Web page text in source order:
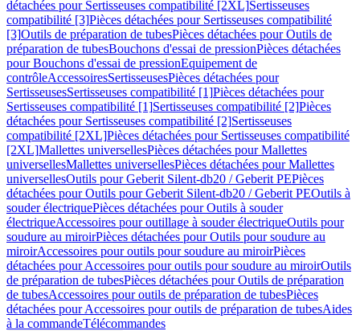
détachées pour Sertisseuses compatibilité [2XL]Sertisseuses
compatibilité [3]Pièces détachées pour Sertisseuses compatibilité
[3]Outils de préparation de tubesPièces détachées pour Outils de
préparation de tubesBouchons d'essai de pressionPièces détachées
pour Bouchons d'essai de pressionEquipement de
contrôleAccessoiresSertisseusesPièces détachées pour
SertisseusesSertisseuses compatibilité [1]Pièces détachées pour
Sertisseuses compatibilité [1]Sertisseuses compatibilité [2]Pièces
détachées pour Sertisseuses compatibilité [2]Sertisseuses
compatibilité [2XL]Pièces détachées pour Sertisseuses compatibilité
[2XL]Mallettes universellesPièces détachées pour Mallettes
universellesMallettes universellesPièces détachées pour Mallettes
universellesOutils pour Geberit Silent-db20 / Geberit PEPièces
détachées pour Outils pour Geberit Silent-db20 / Geberit PEOutils à
souder électriquePièces détachées pour Outils à souder
électriqueAccessoires pour outillage à souder électriqueOutils pour
soudure au miroirPièces détachées pour Outils pour soudure au
miroirAccessoires pour outils pour soudure au miroirPièces
détachées pour Accessoires pour outils pour soudure au miroirOutils
de préparation de tubesPièces détachées pour Outils de préparation
de tubesAccessoires pour outils de préparation de tubesPièces
détachées pour Accessoires pour outils de préparation de tubesAides
à la commandeTélécommandes